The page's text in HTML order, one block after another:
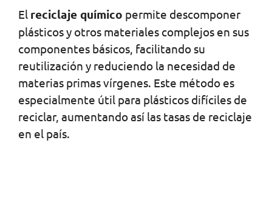
El reciclaje químico permite descomponer
plásticos y otros materiales complejos en sus
componentes básicos, facilitando su
reutilización y reduciendo la necesidad de
materias primas vírgenes. Este método es
especialmente útil para plásticos difíciles de
reciclar, aumentando así las tasas de reciclaje
en el país.